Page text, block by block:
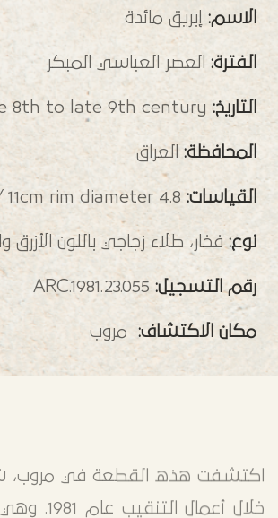
الاسم: إبريق مائدة
الفترة: العصر العباسي المبكر
التاريخ: 8th to late 9th century
المحافظة: العراق
القياسات: 4.8 x 5 x 0.5cm/ 11cm rim diameter
نوع: فخار، طلاء زجاجي باللون الأزرق
رقم التسجيل: ARC.1981.23.055
مكان الاكتشاف: مروب
اكتشفت هذه القطعة في مروب،
خلال أعمال